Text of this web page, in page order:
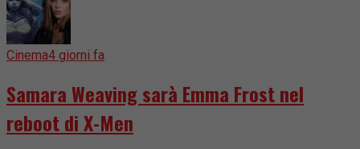
Cinema4 giorni fa
Samara Weaving sarà Emma Frost nel
reboot di X-Men